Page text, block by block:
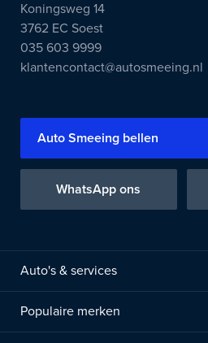
Koningsweg 14
3762 EC Soest
035 603 9999
klantencontact@autosmeeing.nl
Auto Smeeing bellen
WhatsApp ons
Auto's & services
Populaire merken